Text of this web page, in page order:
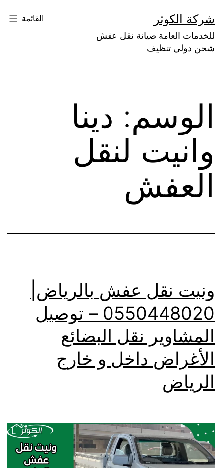
إلى
المحتوى
شركة الكوثر
للخدمات العامة صيانة نقل عفش
شحن دولي تنظيف
القائمة
الوسم: دينا
وانيت لنقل
العفش
ونيت نقل عفش بالرياض|
0550448020 – توصيل
المشاوير نقل البضائع
الأغراض داخل و خارج
الرياض